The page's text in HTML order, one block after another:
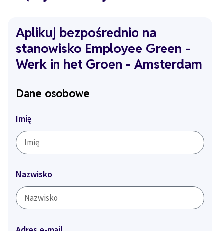
Aplikuj bezpośrednio na
stanowisko Employee Green -
Werk in het Groen - Amsterdam
Dane osobowe
Imię
Nazwisko